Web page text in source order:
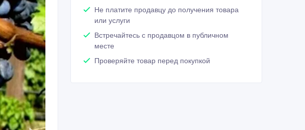
Не платите продавцу до получения товара
или услуги
Встречайтесь с продавцом в публичном
месте
Проверяйте товар перед покупкой